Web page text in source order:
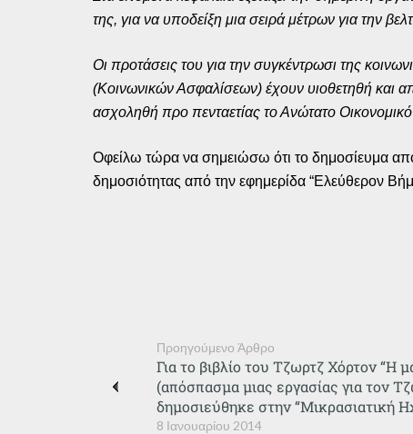
της, για να υποδείξη μια σειρά μέτρων για την
Οι προτάσεις του για την συγκέντρωσι της
(Κοινωνικών Ασφαλίσεων) έχουν υιοθετηθή και
ασχοληθή προ πενταετίας το Ανώτατο
Οφείλω τώρα να σημειώσω ότι το δημοσίευμα
δημοσιότητας από την εφημερίδα “Ελεύθερον
Προηγούμενο Άρθρο
8 Ιανουαρίου 2014
Για το βιβλίο του Τζωρτζ Χόρτον “Η
(απόσπασμα μιας εργασίας για τον
δημοσιεύθηκε στην “Μικρασιατική